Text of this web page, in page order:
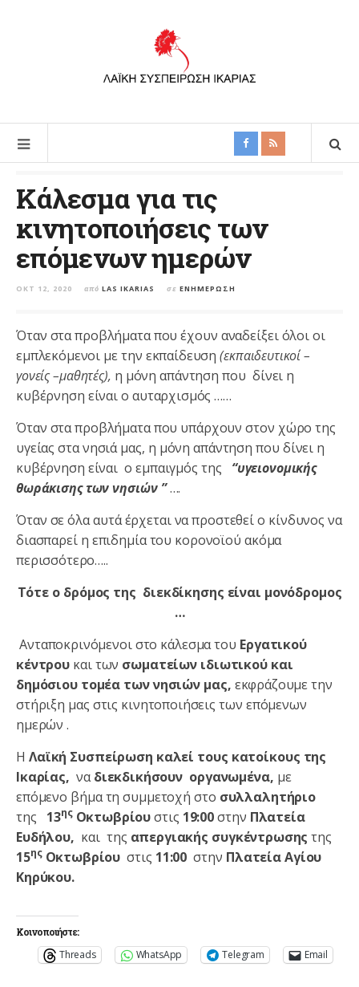
Κάλεσμα για τις
κινητοποιήσεις των
επόμενων ημερών
ΟΚΤ 12, 2020 από LAS IKARIAS σε ΕΝΗΜΈΡΩΣΗ
Όταν στα προβλήματα που έχουν αναδείξει όλοι οι
εμπλεκόμενοι με την εκπαίδευση(εκπαιδευτικοί –
γονείς –μαθητές), η μόνη απάντηση που δίνει η
κυβέρνηση είναι ο αυταρχισμός ……
Όταν στα προβλήματα που υπάρχουν στον χώρο της
υγείας στα νησιά μας, η μόνη απάντηση που δίνει η
κυβέρνηση είναι ο εμπαιγμός της “υγειονομικής
θωράκισης των νησιών ”….
Όταν σε όλα αυτά έρχεται να προστεθεί ο κίνδυνος να
διασπαρεί η επιδημία του κορονοϊού ακόμα
περισσότερο…..
Τότε ο δρόμος της διεκδίκησης είναι μονόδρομος
…
Ανταποκρινόμενοι στο κάλεσμα του Εργατικού
κέντρουκαι των σωματείων ιδιωτικού και
δημόσιου τομέα των νησιών μας, εκφράζουμε την
στήριξη μας στις κινητοποιήσεις των επόμενων
ημερών .
Η Λαϊκή Συσπείρωση καλεί τους κατοίκους της
Ικαρίας,ναδιεκδικήσουν οργανωμένα, με
επόμενο βήμα τη συμμετοχή στο συλλαλητήριο
της 13ηςΟκτωβρίουστις 19:00στην Πλατεία
Ευδήλου, και της απεργιακής συγκέντρωσηςτης
15ηςΟκτωβρίου στις 11:00στην Πλατεία Αγίου
Κηρύκου.
Κοινοποιήστε:
Threads WhatsApp Telegram Email